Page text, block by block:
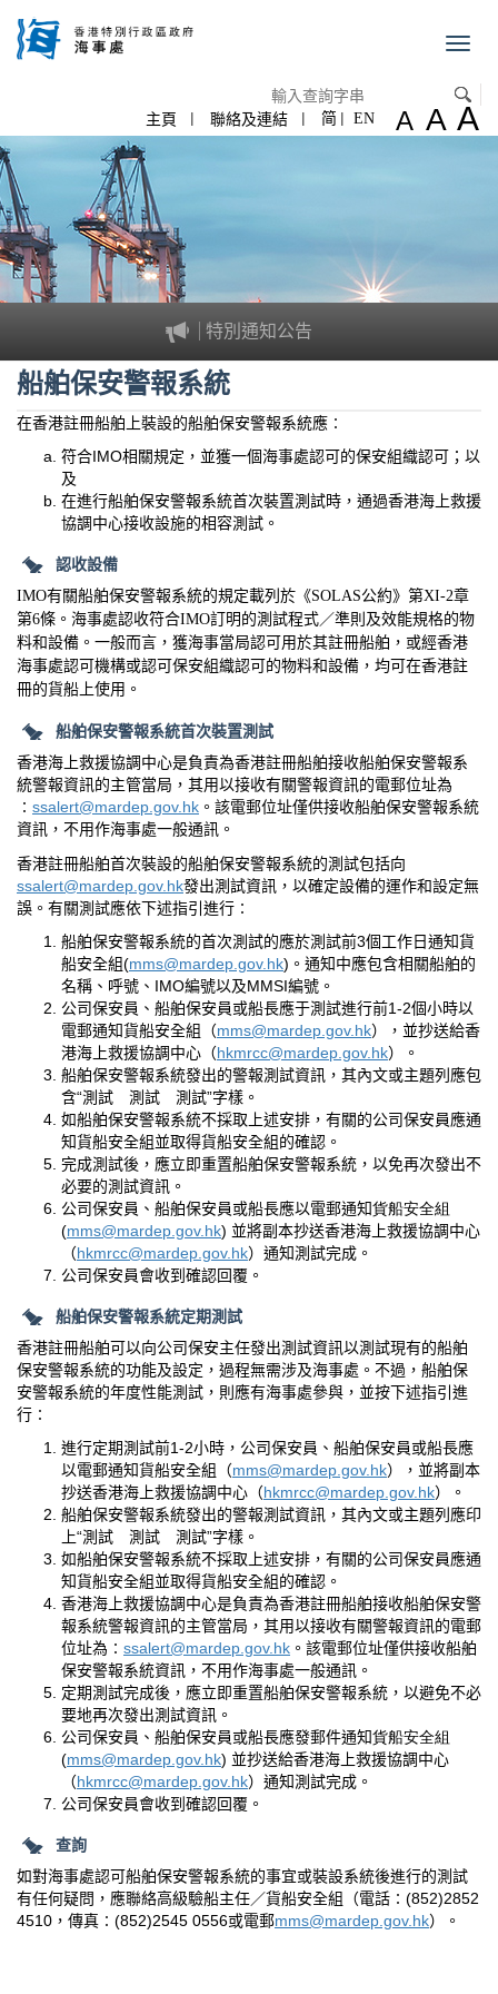
切
導
航
主頁 聯絡及連結 简 EN A A A
特別通知公告
船舶保安警報系統
在香港註冊船舶上裝設的船舶保安警報系統應∶
符合IMO相關規定，並獲一個海事處認可的保安組織認可；以
及
在進行船舶保安警報系統首次裝置測試時，通過香港海上救援
協調中心接收設施的相容測試。
認收設備
IMO有關船舶保安警報系統的規定載列於《SOLAS公約》第XI-2章
第6條。海事處認收符合IMO訂明的測試程式／準則及效能規格的物
料和設備。一般而言，獲海事當局認可用於其註冊船舶，或經香港
海事處認可機構或認可保安組織認可的物料和設備，均可在香港註
冊的貨船上使用。
船舶保安警報系統首次裝置測試
香港海上救援協調中心是負責為香港註冊船舶接收船舶保安警報系
統警報資訊的主管當局，其用以接收有關警報資訊的電郵位址為
∶ ssalert@mardep.gov.hk 。該電郵位址僅供接收船舶保安警報系統
資訊，不用作海事處一般通訊。
香港註冊船舶首次裝設的船舶保安警報系統的測試包括向
ssalert@mardep.gov.hk發出測試資訊，以確定設備的運作和設定無
誤。有關測試應依下述指引進行∶
船舶保安警報系統的首次測試的應於測試前3個工作日通知貨
船安全組(mms@mardep.gov.hk) 。通知中應包含相關船舶的
名稱、呼號、 IMO編號以及MMSI編號。
公司保安員、船舶保安員或船長應于測試進行前1-2個小時以
電郵通知貨船安全組（mms@mardep.gov.hk），並抄送給香
港海上救援協調中心（hkmrcc@mardep.gov.hk）。
船舶保安警報系統發出的警報測試資訊，其內文或主題列應包
含“測試 測試 測試”字樣。
如船舶保安警報系統不採取上述安排，有關的公司保安員應通
知貨船安全組並取得貨船安全組的確認。
完成測試後，應立即重置船舶保安警報系統，以免再次發出不
必要的測試資訊。
公司保安員、船舶保安員或船長應以電郵通知貨船安全組
(mms@mardep.gov.hk) 並將副本抄送香港海上救援協調中心
（hkmrcc@mardep.gov.hk）通知測試完成。
公司保安員會收到確認回覆。
船舶保安警報系統定期測試
香港註冊船舶可以向公司保安主任發出測試資訊以測試現有的船舶
保安警報系統的功能及設定，過程無需涉及海事處。不過，船舶保
安警報系統的年度性能測試，則應有海事處參與，並按下述指引進
行∶
進行定期測試前1-2小時，公司保安員、船舶保安員或船長應
以電郵通知貨船安全組（mms@mardep.gov.hk），並將副本
抄送香港海上救援協調中心（hkmrcc@mardep.gov.hk）。
船舶保安警報系統發出的警報測試資訊，其內文或主題列應印
上“測試 測試 測試”字樣。
如船舶保安警報系統不採取上述安排，有關的公司保安員應通
知貨船安全組並取得貨船安全組的確認。
香港海上救援協調中心是負責為香港註冊船舶接收船舶保安警
報系統警報資訊的主管當局，其用以接收有關警報資訊的電郵
位址為∶ ssalert@mardep.gov.hk 。該電郵位址僅供接收船舶
保安警報系統資訊，不用作海事處一般通訊。
定期測試完成後，應立即重置船舶保安警報系統，以避免不必
要地再次發出測試資訊。
公司保安員、船舶保安員或船長應發郵件通知貨船安全組
(mms@mardep.gov.hk) 並抄送給香港海上救援協調中心
（hkmrcc@mardep.gov.hk）通知測試完成。
公司保安員會收到確認回覆。
查詢
如對海事處認可船舶保安警報系統的事宜或裝設系統後進行的測試
有任何疑問，應聯絡高級驗船主任／貨船安全組（電話∶ (852)2852
4510 ，傳真∶ (852)2545 0556或電郵mms@mardep.gov.hk）。